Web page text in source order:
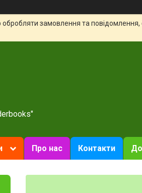
замовлення та повідомлення,
Про нас Контакти